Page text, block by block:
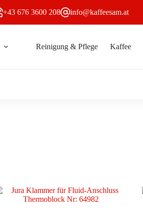
+43 676 3600 208 info@kaffeesam.at
Reinigung & Pflege Kaffee